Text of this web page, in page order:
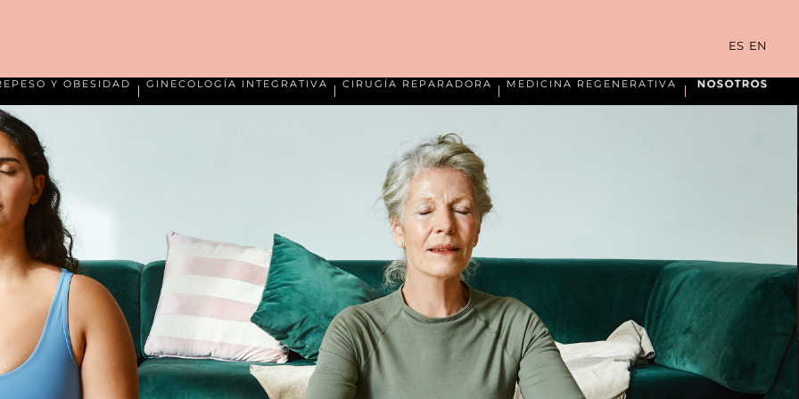
ES EN
Y OBESIDAD GINECOLOGÍA INTEGRATIVA CIRUGÍA REPARADORA MEDICINA REGENERATIVA NOSOTROS